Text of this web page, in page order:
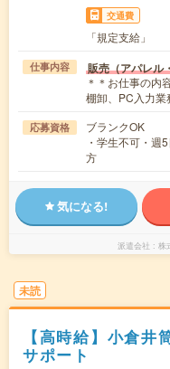
交通費
「規定支給」
仕事内容 販売（アパレル
＊＊お仕事の内
棚卸、PC入力
応募資格
ブランクOK
・学生不可・週
方
気になる!
派遣会社 株
未読
【高時給】小倉
サポート